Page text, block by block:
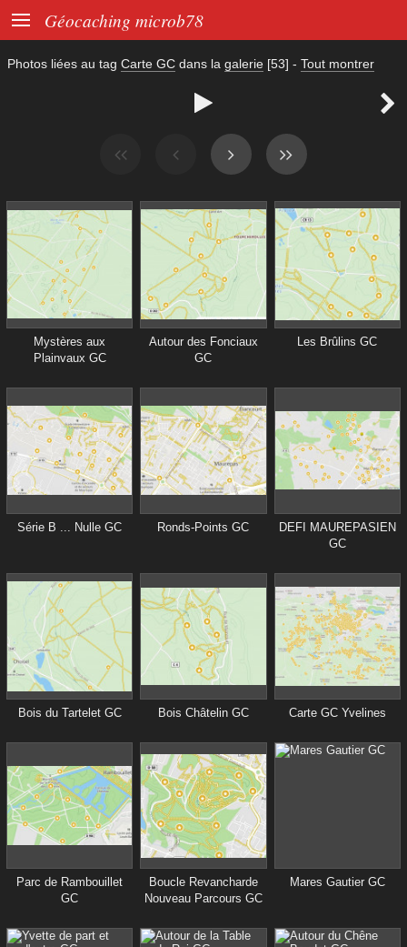
 Géocaching microb78
Photos liées au tag Carte GC dans la galerie [53] - Tout montrer
 
Mystères aux
Plainvaux GC
Autour des Fonciaux
GC
Les Brûlins GC
Série B ... Nulle GC Ronds-Points GC
DEFI MAUREPASIEN
GC
Bois du Tartelet GC Bois Châtelin GC Carte GC Yvelines
Parc de Rambouillet
GC
Boucle Revancharde
Nouveau Parcours GC
Mares Gautier GC